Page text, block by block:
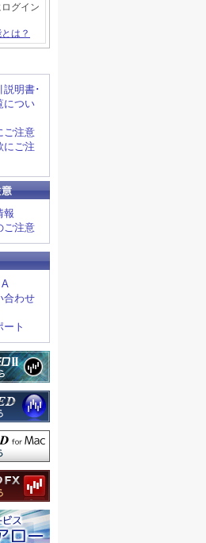
ログイン
は？
説明書･
につい
ご注意
にご注
報
ご注意
合わせ
ト